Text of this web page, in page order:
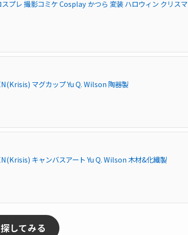
プレ 撮影コミケ Cosplay かつら 変装 ハロウィン クリス
マグカップ Yu Q. Wilson 陶器製
キャンバスアート Yu Q. Wilson 木材&化繊製
してみる